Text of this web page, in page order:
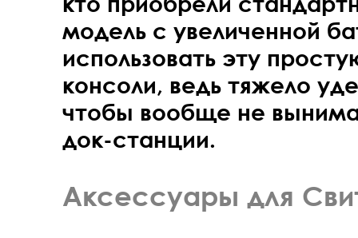
модель с увеличенной
использовать эту
консоли, ведь тяжело
чтобы вообще не
док-станции.
Аксессуары для